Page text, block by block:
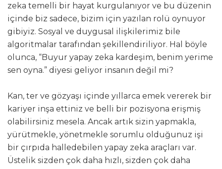
zeka temelli bir hayat kurgulanıyor ve bu düzenin
içinde biz sadece, bizim için yazılan rolü oynuyor
gibiyiz. Sosyal ve duygusal ilişkilerimiz bile
algoritmalar tarafından şekillendiriliyor. Hal böyle
olunca, “Buyur yapay zeka kardeşim, benim yerime
sen oyna.” diyesi geliyor insanın değil mi?
Kan, ter ve gözyaşı içinde yıllarca emek vererek bir
kariyer inşa ettiniz ve belli bir pozisyona erişmiş
olabilirsiniz mesela. Ancak artık sizin yapmakla,
yürütmekle, yönetmekle sorumlu olduğunuz işi
bir çırpıda halledebilen yapay zeka araçları var.
Üstelik sizden çok daha hızlı, sizden çok daha